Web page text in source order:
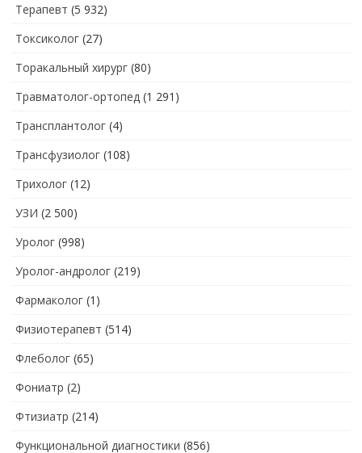
Терапевт (5 932)
Токсиколог (27)
Торакальный хирург (80)
Травматолог-ортопед (1 291)
Трансплантолог (4)
Трансфузиолог (108)
Трихолог (12)
УЗИ (2 500)
Уролог (998)
Уролог-андролог (219)
Фармаколог (1)
Физиотерапевт (514)
Флеболог (65)
Фониатр (2)
Фтизиатр (214)
Функциональной диагностики (856)